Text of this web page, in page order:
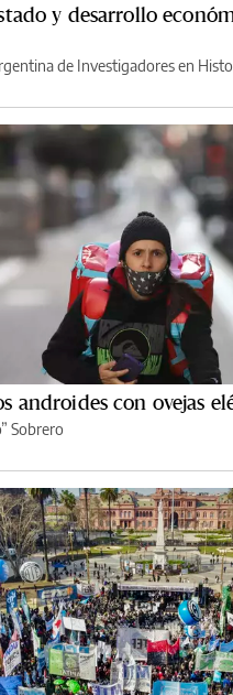
y desarrollo
de Investigadores en
androides con ovejas
Sobrero